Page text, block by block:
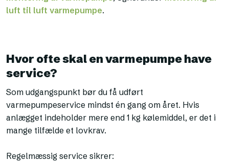
luft til luft varmepumpe.
Hvor ofte skal en varmepumpe have
service?
Som udgangspunkt bør du få udført
varmepumpeservice mindst én gang om året. Hvis
anlægget indeholder mere end 1 kg kølemiddel, er det i
mange tilfælde et lovkrav.
Regelmæssig service sikrer: